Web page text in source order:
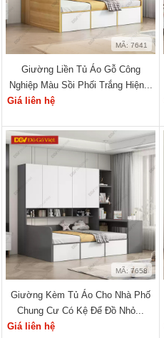
MÃ: 7641
Giường Liền Tủ Áo Gỗ Công
Nghiệp Màu Sồi Phối Trắng Hiện...
Giá liên hệ
MÃ: 7658
Giường Kèm Tủ Áo Cho Nhà Phố
Chung Cư Có Kệ Để Đồ Nhỏ...
Giá liên hệ